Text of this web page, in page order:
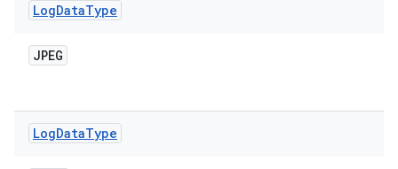
LogDataType
JPEG
LogDataType